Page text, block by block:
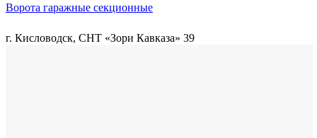
Ворота гаражные секционные
г. Кисловодск, СНТ «Зори Кавказа» 39